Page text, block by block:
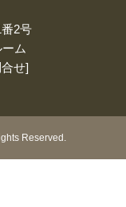
2号
ム
せ]
Reserved.